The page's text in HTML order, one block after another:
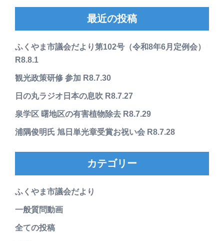
最近の投稿
ふくやま市議会だより第102号（令和8年6月定例会）
R8.8.1
観光政策研修 参加 R8.7.30
日の丸ラジオ日本の息吹 R8.7.27
泉学区 曙地区の有害植物除去 R8.7.29
浦隅俊明氏 旭日単光章受賞お祝い会 R8.7.28
カテゴリー
ふくやま市議会だより
一般質問動画
全ての投稿